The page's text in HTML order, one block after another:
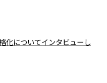
化についてインタビューし